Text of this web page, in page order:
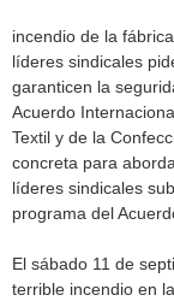
incendio de la
líderes sindicales
garanticen la
Acuerdo
Textil y de la
concreta para
líderes sindicales
programa del
El sábado 11 de
terrible incendio en